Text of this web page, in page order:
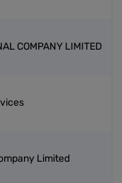
COMPANY LIMITED
Limited